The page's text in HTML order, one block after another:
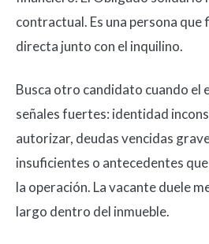
contractual. Es una persona que
directa junto con el inquilino.
Busca otro candidato cuando el
señales fuertes: identidad
autorizar, deudas vencidas
insuficientes o antecedentes
la operación. La vacante duele
largo dentro del inmueble.